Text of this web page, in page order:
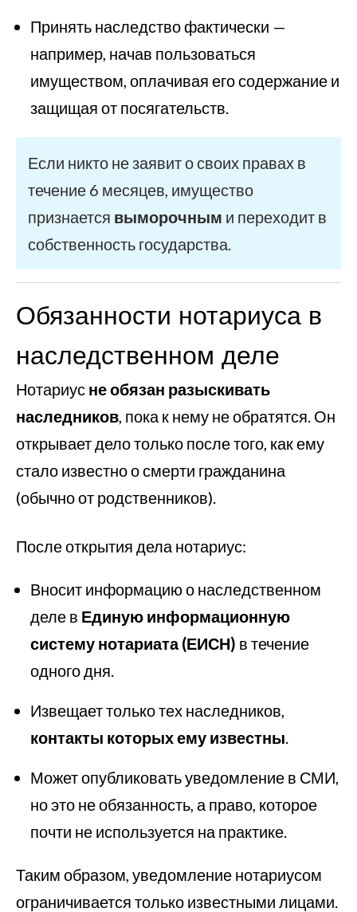
Принять наследство фактически —
например, начав пользоваться
имуществом, оплачивая его содержание и
защищая от посягательств.
Если никто не заявит о своих правах в
течение 6 месяцев, имущество
признается выморочным и переходит в
собственность государства.
Обязанности нотариуса в
наследственном деле
Нотариус не обязан разыскивать
наследников, пока к нему не обратятся. Он
открывает дело только после того, как ему
стало известно о смерти гражданина
(обычно от родственников).
После открытия дела нотариус:
Вносит информацию о наследственном
деле в Единую информационную
систему нотариата (ЕИСН) в течение
одного дня.
Извещает только тех наследников,
контакты которых ему известны.
Может опубликовать уведомление в СМИ,
но это не обязанность, а право, которое
почти не используется на практике.
Таким образом, уведомление нотариусом
ограничивается только известными лицами.